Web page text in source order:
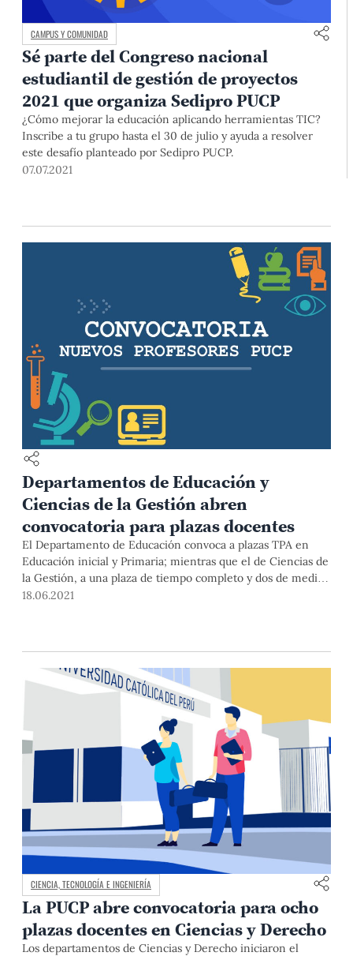
CAMPUS Y COMUNIDAD
Sé parte del Congreso nacional
estudiantil de gestión de proyectos
2021 que organiza Sedipro PUCP
¿Cómo mejorar la educación aplicando herramientas TIC?
Inscribe a tu grupo hasta el 30 de julio y ayuda a resolver
este desafío planteado por Sedipro PUCP.
07.07.2021
Departamentos de Educación y
Ciencias de la Gestión abren
convocatoria para plazas docentes
El Departamento de Educación convoca a plazas TPA en
Educación inicial y Primaria; mientras que el de Ciencias de
la Gestión, a una plaza de tiempo completo y dos de medio
tiempo. El plazo máximo para postular es el martes 29 de
18.06.2021
CIENCIA, TECNOLOGÍA E INGENIERÍA
La PUCP abre convocatoria para ocho
plazas docentes en Ciencias y Derecho
Los departamentos de Ciencias y Derecho iniciaron el